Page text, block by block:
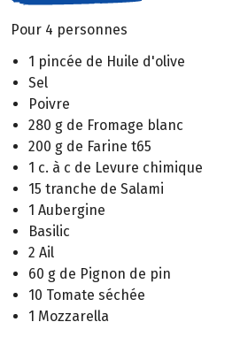
Pour 4 personnes
1 pincée de Huile d'olive
Sel
Poivre
280 g de Fromage blanc
200 g de Farine t65
1 c. à c de Levure chimique
15 tranche de Salami
1 Aubergine
Basilic
2 Ail
60 g de Pignon de pin
10 Tomate séchée
1 Mozzarella